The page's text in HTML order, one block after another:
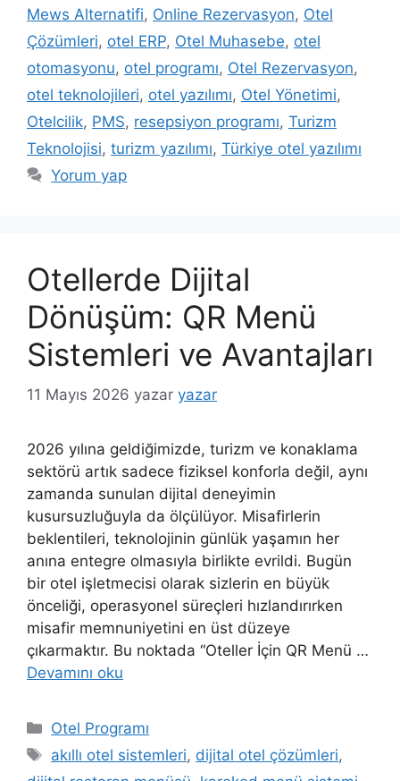
Mews Alternatifi, Online Rezervasyon, Otel
Çözümleri, otel ERP, Otel Muhasebe, otel
otomasyonu, otel programı, Otel Rezervasyon,
otel teknolojileri, otel yazılımı, Otel Yönetimi,
Otelcilik, PMS, resepsiyon programı, Turizm
Teknolojisi, turizm yazılımı, Türkiye otel yazılımı
Yorum yap
Otellerde Dijital
Dönüşüm: QR Menü
Sistemleri ve Avantajları
11 Mayıs 2026 yazar yazar
2026 yılına geldiğimizde, turizm ve konaklama
sektörü artık sadece fiziksel konforla değil, aynı
zamanda sunulan dijital deneyimin
kusursuzluğuyla da ölçülüyor. Misafirlerin
beklentileri, teknolojinin günlük yaşamın her
anına entegre olmasıyla birlikte evrildi. Bugün
bir otel işletmecisi olarak sizlerin en büyük
önceliği, operasyonel süreçleri hızlandırırken
misafir memnuniyetini en üst düzeye
çıkarmaktır. Bu noktada “Oteller İçin QR Menü …
Devamını oku
Kategoriler
Otel Programı
Etiketler
akıllı otel sistemleri, dijital otel çözümleri,